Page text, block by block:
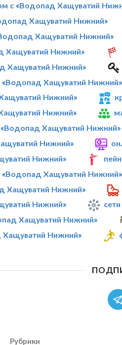
с «Водопад Хащуватий
Хащуватий Нижний»
Хащуватий Нижний»
Хащуватий Нижний»
Хащуватий Нижний»
Хащуватий Нижний»
Нижний»
Нижний»
Хащуватий Нижний»
Нижний»
Нижний»
Хащуватий Нижний»
Хащуватий Нижний»
Нижний»
Хащуватий Нижний»
Нижний»
Рубрики